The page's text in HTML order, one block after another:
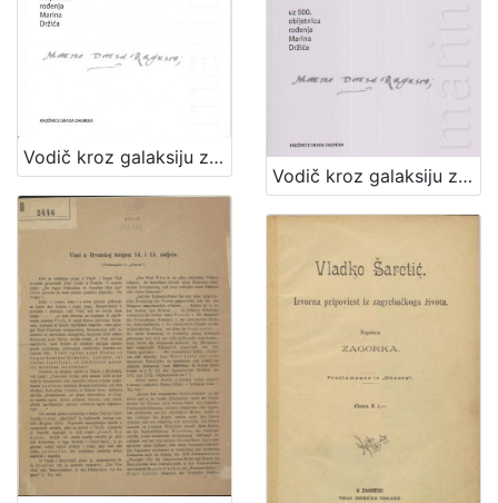
Vodič kroz galaksiju za ljude nazbilj i ljude nahvao : uz 500. obljetnicu rođnja Marina Držića / priredile Arijana Herceg Mićanović, Željka Mišcin
Vodič kroz galaksiju za ljude nazbilj i ljude nahvao / priredile Arijana Herceg Mićanović i Željka Miščin